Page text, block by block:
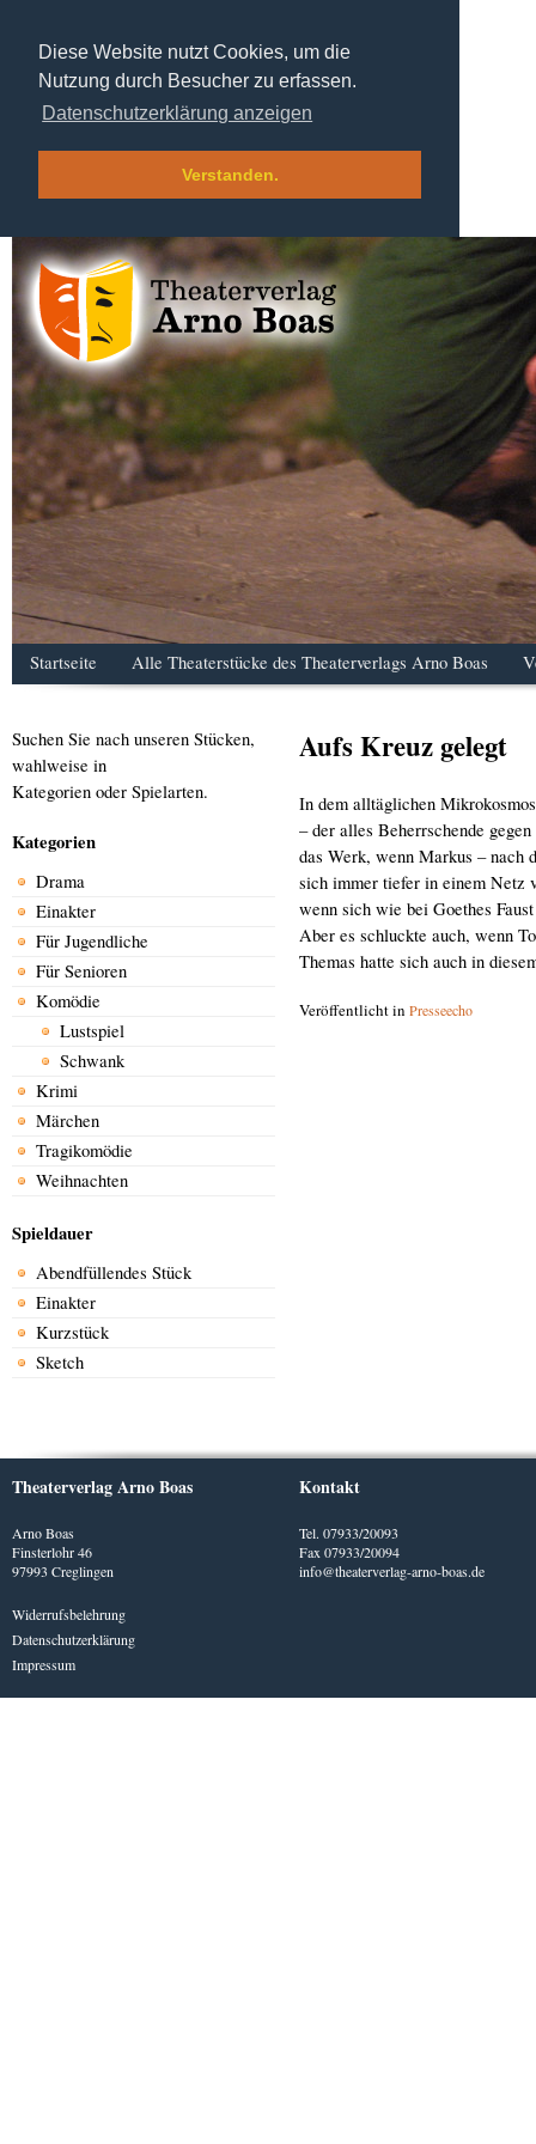
Diese Website nutzt Cookies, um die
Nutzung durch Besucher zu erfassen.
Datenschutzerklärung anzeigen
Verstanden.
Startseite Alle Theaterstücke des Theaterverlags Arno Boas
Suchen Sie nach unseren Stücken,
wahlweise in
Kategorien oder Spielarten.
Kategorien
Drama
Einakter
Für Jugendliche
Für Senioren
Komödie
Lustspiel
Schwank
Krimi
Märchen
Tragikomödie
Weihnachten
Spieldauer
Abendfüllendes Stück
Einakter
Kurzstück
Sketch
Aufs Kreuz gelegt
In dem alltäglichen
– der alles Beherrschende
das Werk, wenn Markus – nach
sich immer tiefer in einem Netz
wenn sich wie bei Goethes
Aber es schluckte auch, wenn
Themas hatte sich auch in
Veröffentlicht in Presseecho
Theaterverlag Arno Boas
Arno Boas
Finsterlohr 46
97993 Creglingen
Widerrufsbelehrung
Datenschutzerklärung
Impressum
Kontakt
Tel. 07933/20093
Fax 07933/20094
info@theaterverlag-arno-boas.de